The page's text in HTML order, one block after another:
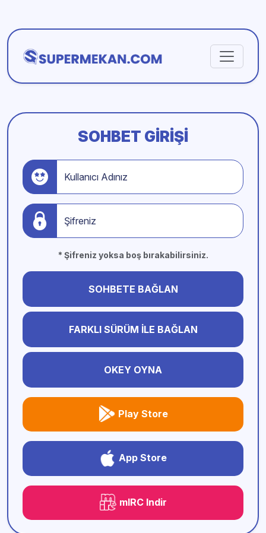
SOHBET GIRIŞI
Kullanıcı Adınız
Şifreniz
* Şifreniz yoksa boş bırakabilirsiniz.
SOHBETE BAĞLAN
FARKLI SÜRÜM İLE BAĞLAN
OKEY OYNA
Play Store
App Store
mIRC Indir